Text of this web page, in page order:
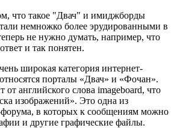
что такое "Двач" и имиджборды
немножко более эрудированными в
не нужно думать, например, что
и так понятен.
широкая категория интернет-
порталы «Двач» и «Фочан».
от английского слова imageboard, что
изображений». Это одна из
форума, в которых к сообщениям можно
и другие графические файлы.